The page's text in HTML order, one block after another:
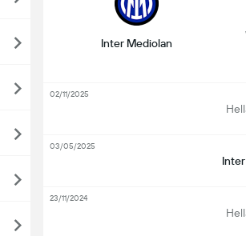
Inter Mediolan
02/11/2025
03/05/2025
23/11/2024